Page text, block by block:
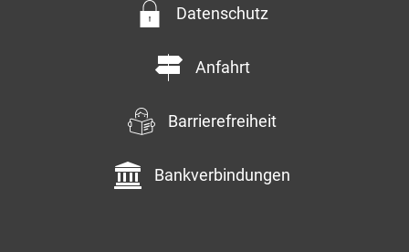
Datenschutz
Anfahrt
Barrierefreiheit
Bankverbindungen